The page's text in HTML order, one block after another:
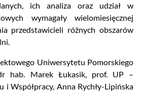
ich analiza oraz udział w
wymagały wielomiesięcznej
przedstawicieli różnych obszarów
Uniwersytetu Pomorskiego
hab. Marek Łukasik, prof. UP –
i Współpracy, Anna Rychły-Lipińska